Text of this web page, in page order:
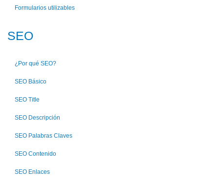
Formularios utilizables
SEO
¿Por qué SEO?
SEO Básico
SEO Title
SEO Descripción
SEO Palabras Claves
SEO Contenido
SEO Enlaces